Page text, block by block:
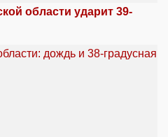
области ударит 39-